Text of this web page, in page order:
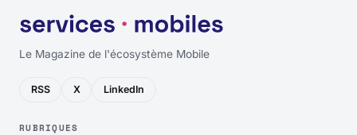
Le Magazine de l'écosystème Mobile
RSS X LinkedIn
RUBRIQUES